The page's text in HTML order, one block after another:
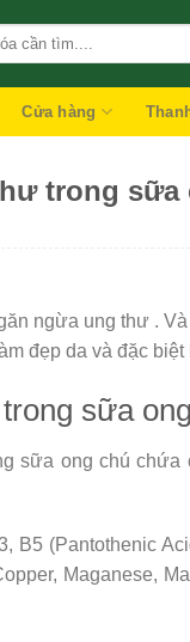
Cửa hàng
trong sữa
ngừa ung thư .
đẹp da và đặc
sữa
sữa ong chú chứa
B5 (Pantothenic
Maganese,